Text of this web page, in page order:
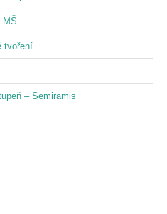
MŠ
tvoření
– Semiramis